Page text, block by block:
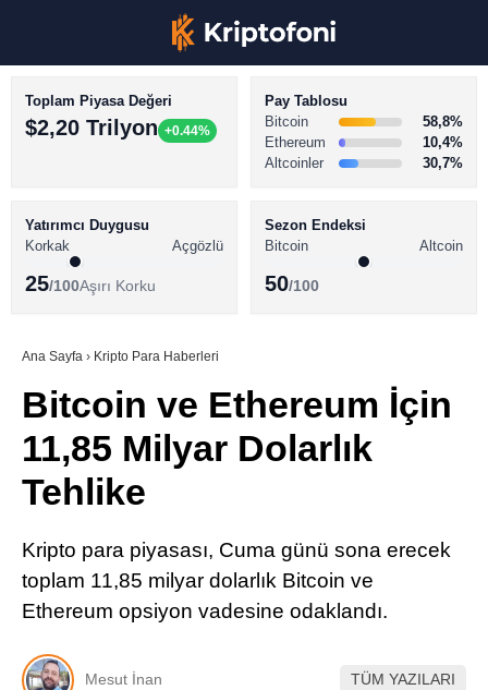
Youtube
TikTok
LinkedIn
BİTCOİN HABERLERİ
ALTCOİN HABERLERİ
SÖZLÜK
Toplam Piyasa Değeri
$2,20 Trilyon +0.44%
Pay Tablosu
Bitcoin
58,8%
Ethereum
10,4%
Altcoinler
30,7%
Yatırımcı Duygusu
Korkak
Açgözlü
25/100Aşırı Korku
Sezon Endeksi
Bitcoin
Altcoin
50/100
Ana Sayfa › Kripto Para Haberleri
Bitcoin ve Ethereum İçin
11,85 Milyar Dolarlık
Tehlike
Kripto para piyasası, Cuma günü sona erecek
toplam 11,85 milyar dolarlık Bitcoin ve
Ethereum opsiyon vadesine odaklandı.
Mesut İnan TÜM YAZILARI